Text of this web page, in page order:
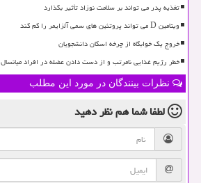
تغذیه پدر می تواند بر سلامت نوزاد تأثیر بگذارد
ویتامین D می تواند پروتئین های سمی آلزایمر را کم کند
خروج یک خوابگاه از چرخه اسکان دانشجویان
خطر رژیم غذایی نامرتب و از دست دادن عضله در افراد میانسال
نظرات بینندگان در مورد این مطلب
لطفا شما همنظر دهید